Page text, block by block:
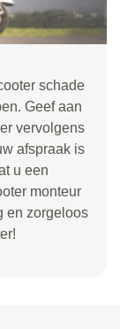
schade
Geef aan
vervolgens
afspraak is
u een
monteur
en zorgeloos